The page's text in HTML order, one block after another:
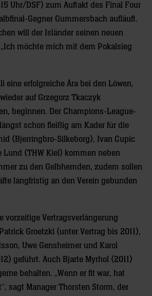
Uhr/DSF) zum Auftakt des Final Four
Gegner Gummersbach aufläuft.
will der Isländer seinen neuen
möchte mich mit dem Pokalsieg
eine erfolgreiche Ära bei den Löwen,
auf Grzegorz Tkaczyk
beginnen. Der Champions-League-
schon fleißig am Kader für die
(Bjerringbro-Silkeborg), Ivan Cupic
Lund (THW Kiel) kommen neben
zu den Gelbhemden, zudem sollen
langfristig an den Verein gebunden
vorzeitige Vertragsverlängerung
Groetzki (unter Vertrag bis 2011),
Uwe Gensheimer und Karol
geführt. Auch Bjarte Myrhol (2011)
behalten. „Wenn er fit war, hat
sagt Manager Thorsten Storm, der